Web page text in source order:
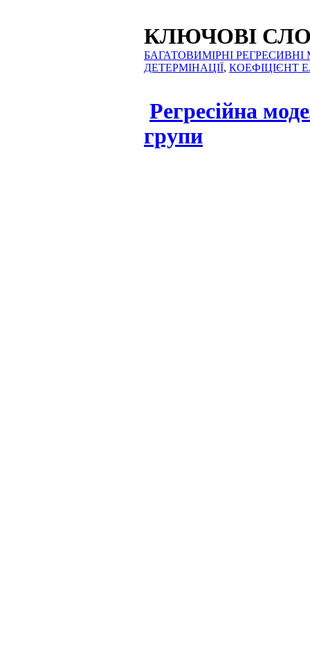
КЛЮЧОВІ
БАГАТОВИМІРНІ РЕГРЕСИВНІ
ДЕТЕРМІНАЦІЇ, КОЕФІЦІЄНТ
Регресійна
групи